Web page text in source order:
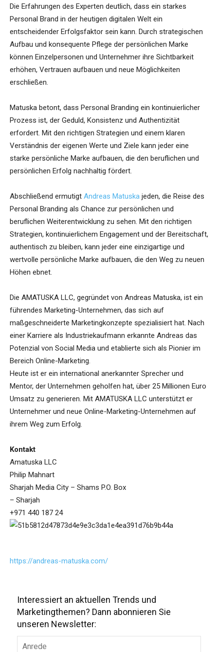
Die Erfahrungen des Experten deutlich, dass ein starkes
Personal Brand in der heutigen digitalen Welt ein
entscheidender Erfolgsfaktor sein kann. Durch strategischen
Aufbau und konsequente Pflege der persönlichen Marke
können Einzelpersonen und Unternehmer ihre Sichtbarkeit
erhöhen, Vertrauen aufbauen und neue Möglichkeiten
erschließen.
Matuska betont, dass Personal Branding ein kontinuierlicher
Prozess ist, der Geduld, Konsistenz und Authentizität
erfordert. Mit den richtigen Strategien und einem klaren
Verständnis der eigenen Werte und Ziele kann jeder eine
starke persönliche Marke aufbauen, die den beruflichen und
persönlichen Erfolg nachhaltig fördert.
Abschließend ermutigt Andreas Matuska jeden, die Reise des
Personal Branding als Chance zur persönlichen und
beruflichen Weiterentwicklung zu sehen. Mit den richtigen
Strategien, kontinuierlichem Engagement und der Bereitschaft,
authentisch zu bleiben, kann jeder eine einzigartige und
wertvolle persönliche Marke aufbauen, die den Weg zu neuen
Höhen ebnet.
Die AMATUSKA LLC, gegründet von Andreas Matuska, ist ein
führendes Marketing-Unternehmen, das sich auf
maßgeschneiderte Marketingkonzepte spezialisiert hat. Nach
einer Karriere als Industriekaufmann erkannte Andreas das
Potenzial von Social Media und etablierte sich als Pionier im
Bereich Online-Marketing.
Heute ist er ein international anerkannter Sprecher und
Mentor, der Unternehmen geholfen hat, über 25 Millionen Euro
Umsatz zu generieren. Mit AMATUSKA LLC unterstützt er
Unternehmer und neue Online-Marketing-Unternehmen auf
ihrem Weg zum Erfolg.
Kontakt
Amatuska LLC
Philip Mahnart
Sharjah Media City – Shams P.O. Box
– Sharjah
+971 440 187 24
https://andreas-matuska.com/
Interessiert an aktuellen Trends und
Marketingthemen? Dann abonnieren Sie
unseren Newsletter: